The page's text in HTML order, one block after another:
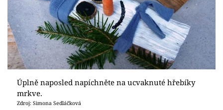
Úplně naposled napíchněte na ucvaknuté hřebíky
mrkve.
Zdroj: Simona Sedláčková